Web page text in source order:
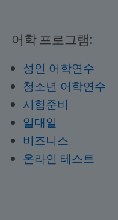
어학 프로그램:
성인 어학연수
청소년 어학연수
시험준비
일대일
비즈니스
온라인 테스트